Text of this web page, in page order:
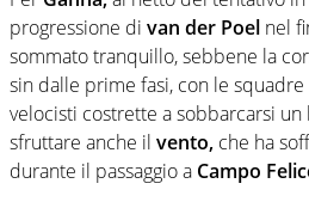
progressione di van der Poel nel
sommato tranquillo, sebbene la
sin dalle prime fasi, con le
velocisti costrette a sobbarcarsi
sfruttare anche il vento, che ha
durante il passaggio a Campo